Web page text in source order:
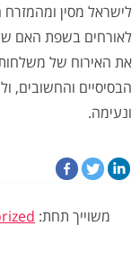
לישראל מסין ומהמזרח
לאורחים בשפת האם
את האירוח של
הבסיסיים והחשובים,
ונעימה.
משוייך תחת: